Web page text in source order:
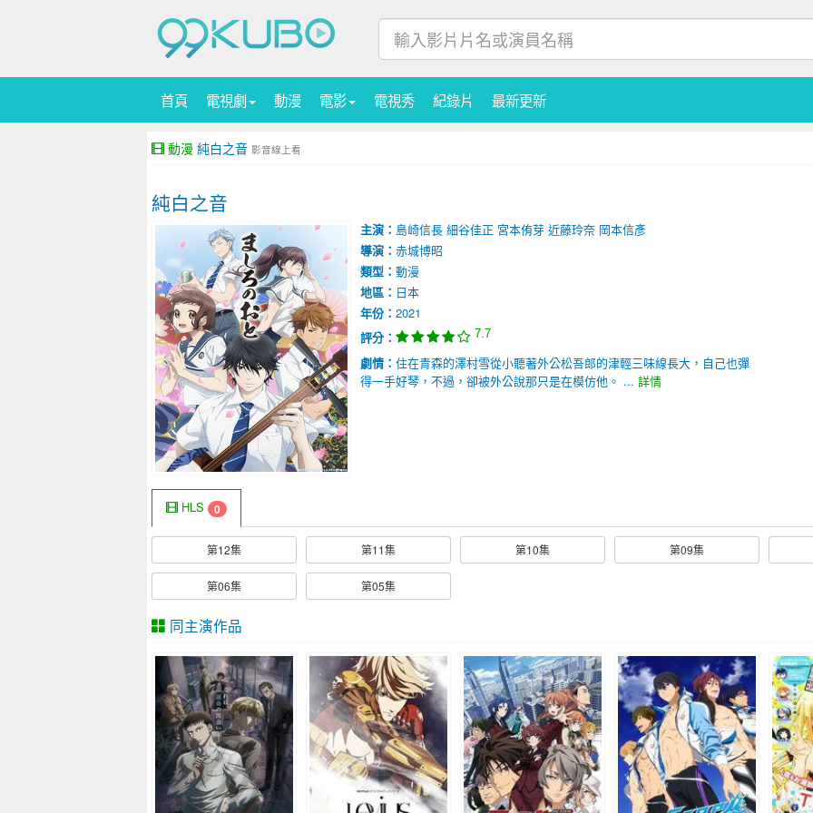
首頁 電視劇 動漫 電影 電視秀 紀錄片 最新更新
動漫 純白之音 影音線上看
純白之音
主演： 島崎信長 細谷佳正 宮本侑芽 近藤玲奈 岡本信彥
導演： 赤城博昭
類型： 動漫
地區： 日本
年份： 2021
評分：
7.7
劇情： 住在青森的澤村雪從小聽著外公松吾郎的津輕三味線長大，自己也彈
得一手好琴，不過，卻被外公說那只是在模仿他。 ... 詳情
HLS 0
第12集 第11集 第10集 第09集
第06集 第05集
同主演作品